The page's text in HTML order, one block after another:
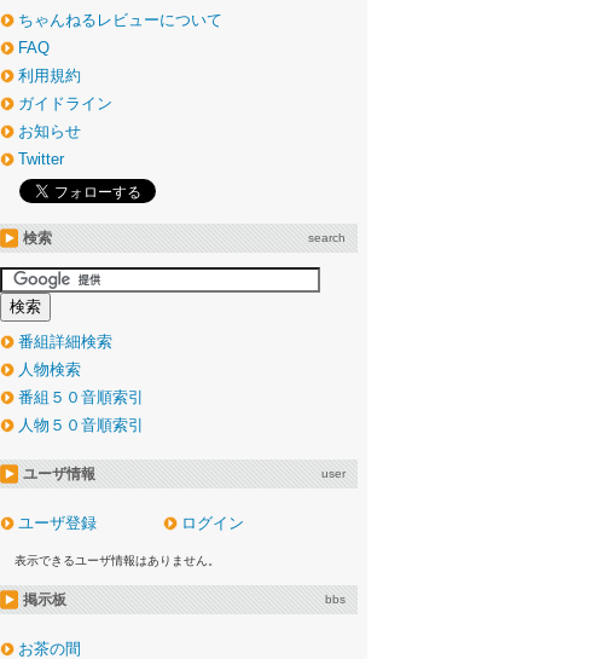
ちゃんねるレビューについて
FAQ
利用規約
ガイドライン
お知らせ
Twitter
検索 search
番組詳細検索
人物検索
番組５０音順索引
人物５０音順索引
ユーザ情報 user
ユーザ登録 ログイン
表示できるユーザ情報はありません。
掲示板 bbs
お茶の間